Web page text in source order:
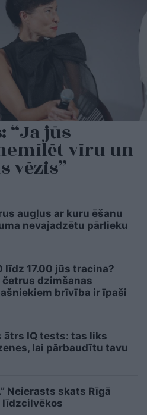
“Ja jūs
vīru un
vēzis”
augļus ar kuru ēšanu
nevajadzētu pārlieku
līdz 17.00 jūs tracina?
dzimšanas
brīvība ir īpaši
ātrs IQ tests: tas liks
lai pārbaudītu tavu
Neierasts skats Rīgā
līdzcilvēkos